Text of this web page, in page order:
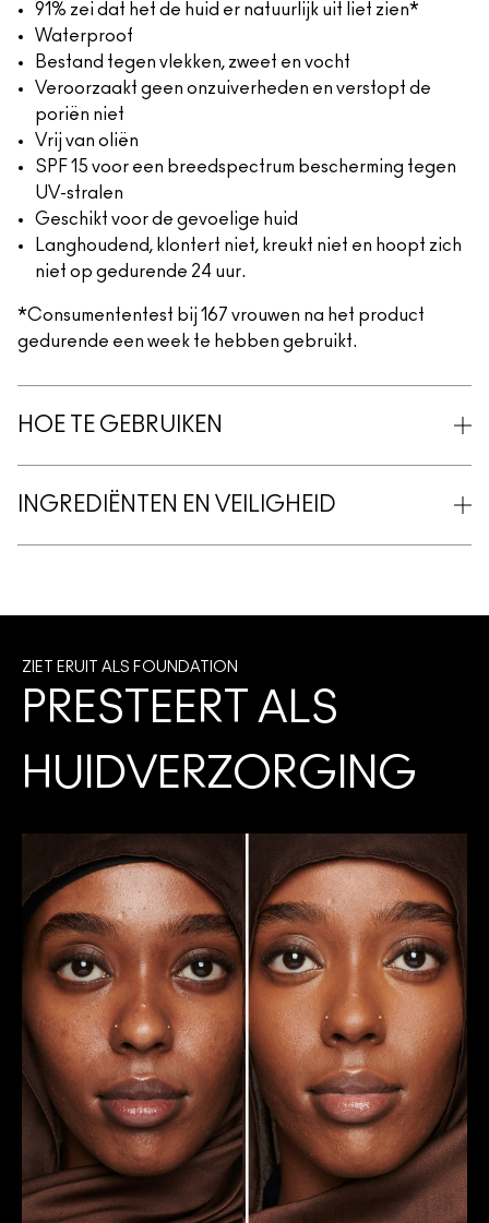
91% zei dat het de huid er natuurlijk uit liet zien*
Waterproof
Bestand tegen vlekken, zweet en vocht
Veroorzaakt geen onzuiverheden en verstopt de
poriën niet
Vrij van oliën
SPF 15 voor een breedspectrum bescherming tegen
UV-stralen
Geschikt voor de gevoelige huid
Langhoudend, klontert niet, kreukt niet en hoopt zich
niet op gedurende 24 uur.
*Consumententest bij 167 vrouwen na het product
gedurende een week te hebben gebruikt.
HOE TE GEBRUIKEN
INGREDIËNTEN EN VEILIGHEID
ZIET ERUIT ALS FOUNDATION
PRESTEERT ALS
HUIDVERZORGING